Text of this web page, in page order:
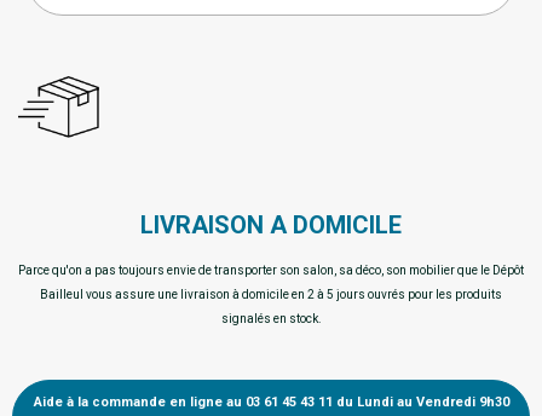
LIVRAISON A DOMICILE
Parce qu'on a pas toujours envie de transporter son salon, sa déco, son mobilier que le Dépôt
Bailleul vous assure une livraison à domicile en 2 à 5 jours ouvrés pour les produits
signalés en stock.
Aide à la commande en ligne au 03 61 45 43 11 du Lundi au Vendredi 9h30